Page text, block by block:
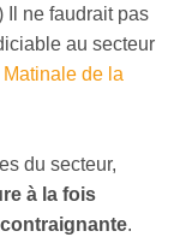
ne faudrait pas
au secteur
Matinale de la
du secteur,
à la fois
.